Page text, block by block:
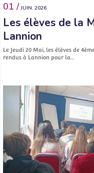
01 / JUIN. 2026
Les élèves de la
Lannion
Le Jeudi 20 Mai, les élèves de
rendus à Lannion pour la…